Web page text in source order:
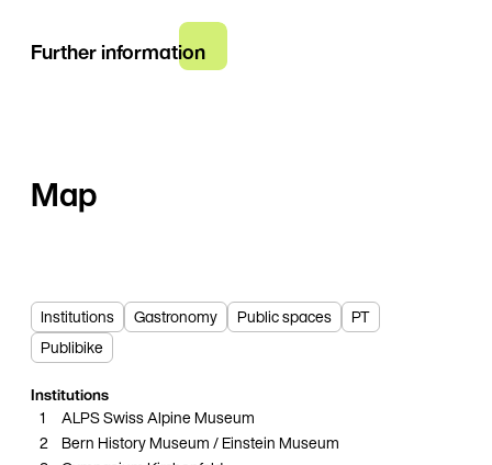
Further information
Map
Institutions Gastronomy Public spaces
PT
Publibike
Institutions
1
ALPS Swiss Alpine Museum
2
Bern History Museum / Einstein Museum